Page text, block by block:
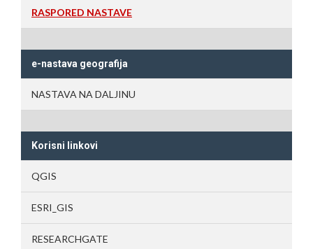
RASPORED NASTAVE
e-nastava geografija
NASTAVA NA DALJINU
Korisni linkovi
QGIS
ESRI_GIS
RESEARCHGATE